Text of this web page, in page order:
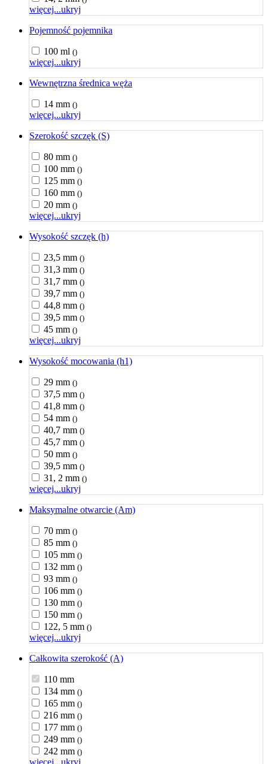
więcej...ukryj
Pojemność pojemnika
100 ml ()
więcej...ukryj
Wewnętrzna średnica węża
14 mm ()
więcej...ukryj
Szerokość szczęk (S)
80 mm ()
100 mm ()
125 mm ()
160 mm ()
20 mm ()
więcej...ukryj
Wysokość szczęk (h)
23,5 mm ()
31,3 mm ()
31,7 mm ()
39,7 mm ()
44,8 mm ()
39,5 mm ()
45 mm ()
więcej...ukryj
Wysokość mocowania (h1)
29 mm ()
37,5 mm ()
41,8 mm ()
54 mm ()
40,7 mm ()
45,7 mm ()
50 mm ()
39,5 mm ()
31, 2 mm ()
więcej...ukryj
Maksymalne otwarcie (Am)
70 mm ()
85 mm ()
105 mm ()
132 mm ()
93 mm ()
106 mm ()
130 mm ()
150 mm ()
122, 5 mm ()
więcej...ukryj
Całkowita szerokość (A)
110 mm
134 mm ()
165 mm ()
216 mm ()
177 mm ()
249 mm ()
242 mm ()
więcej...ukryj